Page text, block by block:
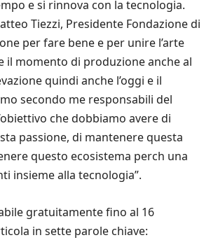
e si rinnova con la tecnologia.
Tiezzi, Presidente Fondazione di
per fare bene e per unire l’arte
il momento di produzione anche al
quindi anche l’oggi e il
secondo me responsabili del
che dobbiamo avere di
passione, di mantenere questa
questo ecosistema perch una
insieme alla tecnologia”.
gratuitamente fino al 16
in sette parole chiave: